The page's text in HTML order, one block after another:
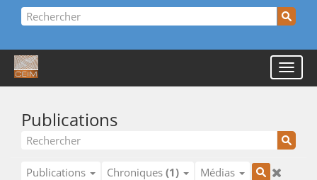
Publications
Publications Chroniques (1) Médias